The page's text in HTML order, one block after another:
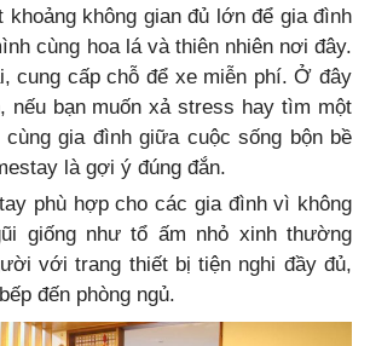
khoảng không gian đủ lớn để gia đình
cùng hoa lá và thiên nhiên nơi đây.
cung cấp chỗ để xe miễn phí. Ở đây
nếu bạn muốn xả stress hay tìm một
cùng gia đình giữa cuộc sống bộn bề
là gợi ý đúng đắn.
phù hợp cho các gia đình vì không
giống như tổ ấm nhỏ xinh thường
với trang thiết bị tiện nghi đầy đủ,
đến phòng ngủ.